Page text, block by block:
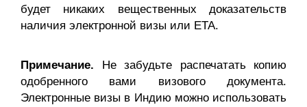
будет никаких вещественных доказательств
наличия электронной визы или ETA.
Примечание. Не забудьте распечатать копию
одобренного вами визового документа.
Электронные визы в Индию можно использовать